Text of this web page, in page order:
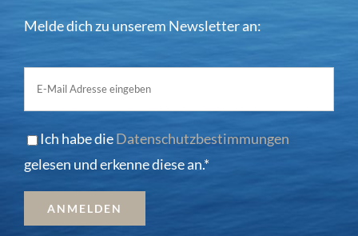
Melde dich zu unserem Newsletter an:
Ich habe dieDatenschutzbestimmungen
gelesen und erkenne diese an.*